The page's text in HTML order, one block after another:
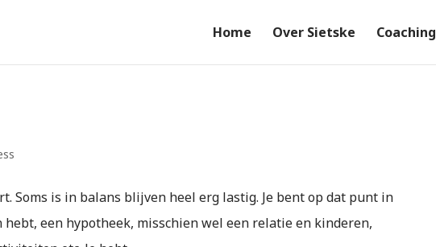
Home Over Sietske Coaching
Soms is in balans blijven heel erg lastig. Je bent op dat punt in
een hypotheek, misschien wel een relatie en kinderen,